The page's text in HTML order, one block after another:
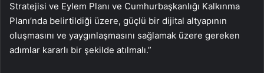
Stratejisi ve Eylem Planı ve Cumhurbaşkanlığı Kalkınma
Planı’nda belirtildiği üzere, güçlü bir dijital altyapının
oluşmasını ve yaygınlaşmasını sağlamak üzere gereken
adımlar kararlı bir şekilde atılmalı.”